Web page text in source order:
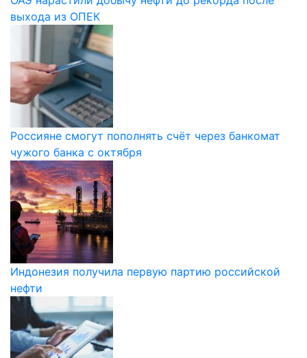
выхода из ОПЕК
Россияне смогут пополнять счёт через банкомат
чужого банка с октября
Индонезия получила первую партию российской
нефти